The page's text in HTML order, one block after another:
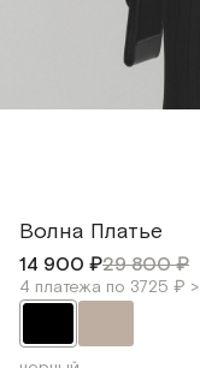
Волна Платье
14 900 ₽29 800 ₽
4 платежа по 3725 ₽ >